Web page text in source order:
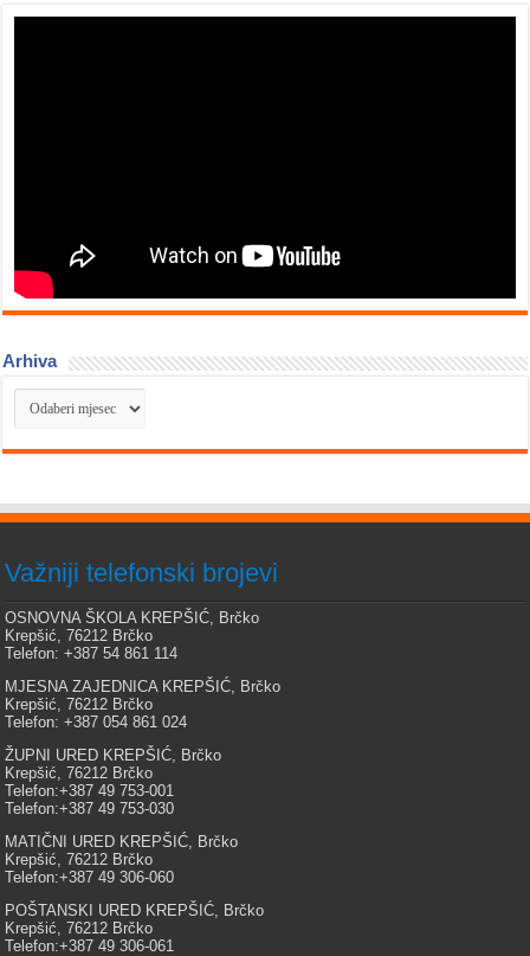
Arhiva
Arhiva
Važniji telefonski brojevi
OSNOVNA ŠKOLA KREPŠIĆ, Brčko
Krepšić, 76212 Brčko
Telefon: +387 54 861 114
MJESNA ZAJEDNICA KREPŠIĆ, Brčko
Krepšić, 76212 Brčko
Telefon: +387 054 861 024
ŽUPNI URED KREPŠIĆ, Brčko
Krepšić, 76212 Brčko
Telefon:+387 49 753-001
Telefon:+387 49 753-030
MATIČNI URED KREPŠIĆ, Brčko
Krepšić, 76212 Brčko
Telefon:+387 49 306-060
POŠTANSKI URED KREPŠIĆ, Brčko
Krepšić, 76212 Brčko
Telefon:+387 49 306-061